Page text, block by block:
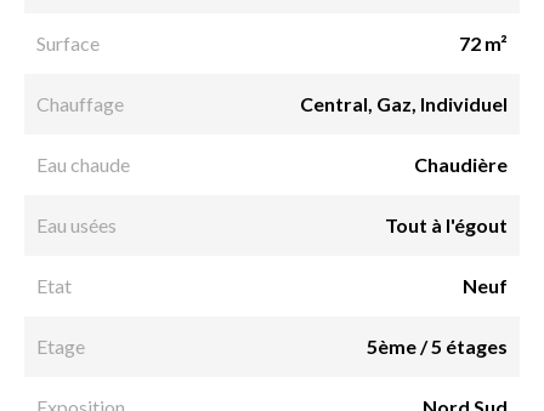
Surface 72 m²
Chauffage Central, Gaz, Individuel
Eau chaude Chaudière
Eau usées Tout à l'égout
Etat Neuf
Etage 5ème / 5 étages